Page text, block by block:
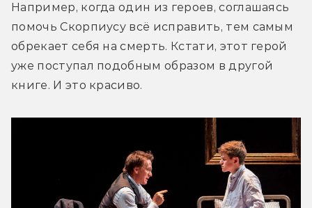
Например, когда один из героев, соглашаясь
помочь Скорпиусу всё исправить, тем самым
обрекает себя на смерть. Кстати, этот герой
уже поступал подобным образом в другой
книге. И это красиво.